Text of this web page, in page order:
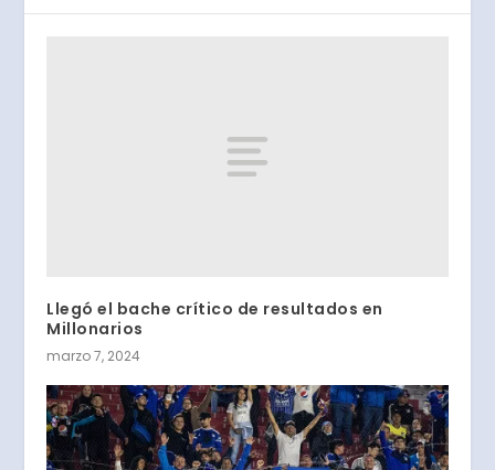
Llegó el bache crítico de resultados en
Millonarios
marzo 7, 2024